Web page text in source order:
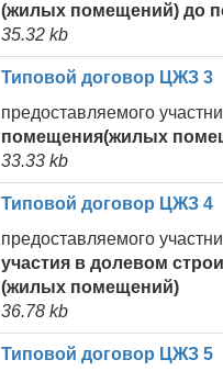
(жилых помещений) до
35.32 kb
Типовой договор ЦЖЗ 3
предоставляемого
помещения(жилых
33.33 kb
Типовой договор ЦЖЗ 4
предоставляемого
участия в долевом
(жилых помещений)
36.78 kb
Типовой договор ЦЖЗ 5